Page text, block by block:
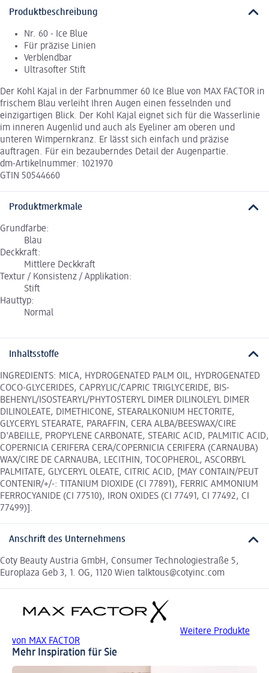
Produktbeschreibung
Nr. 60 - Ice Blue
Für präzise Linien
Verblendbar
Ultrasofter Stift
Der Kohl Kajal in der Farbnummer 60 Ice Blue von MAX FACTOR in
frischem Blau verleiht Ihren Augen einen fesselnden und
einzigartigen Blick. Der Kohl Kajal eignet sich für die Wasserlinie
im inneren Augenlid und auch als Eyeliner am oberen und
unteren Wimpernkranz. Er lässt sich einfach und präzise
auftragen. Für ein bezauberndes Detail der Augenpartie.
dm-Artikelnummer: 1021970
GTIN 50544660
Produktmerkmale
Grundfarbe:
Blau
Deckkraft:
Mittlere Deckkraft
Textur / Konsistenz / Applikation:
Stift
Hauttyp:
Normal
Inhaltsstoffe
INGREDIENTS: MICA, HYDROGENATED PALM OIL, HYDROGENATED
COCO-GLYCERIDES, CAPRYLIC/CAPRIC TRIGLYCERIDE, BIS-
BEHENYL/ISOSTEARYL/PHYTOSTERYL DIMER DILINOLEYL DIMER
DILINOLEATE, DIMETHICONE, STEARALKONIUM HECTORITE,
GLYCERYL STEARATE, PARAFFIN, CERA ALBA/BEESWAX/CIRE
D'ABEILLE, PROPYLENE CARBONATE, STEARIC ACID, PALMITIC ACID,
COPERNICIA CERIFERA CERA/COPERNICIA CERIFERA (CARNAUBA)
WAX/CIRE DE CARNAUBA, LECITHIN, TOCOPHEROL, ASCORBYL
PALMITATE, GLYCERYL OLEATE, CITRIC ACID, [MAY CONTAIN/PEUT
CONTENIR/+/-: TITANIUM DIOXIDE (CI 77891), FERRIC AMMONIUM
FERROCYANIDE (CI 77510), IRON OXIDES (CI 77491, CI 77492, CI
77499)].
Anschrift des Unternehmens
Coty Beauty Austria GmbH, Consumer Technologiestraße 5,
Europlaza Geb 3, 1. OG, 1120 Wien talktous@cotyinc.com
Weitere Produkte
von MAX FACTOR
Mehr Inspiration für Sie